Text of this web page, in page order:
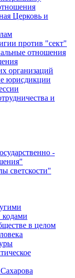
Церковь и
против "сект"
отношения
организаций
юрисдикции
и
-
светскости"
в целом